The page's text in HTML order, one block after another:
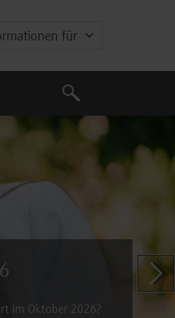
für
Suche
Suche
im Oktober 2026?
Zeige